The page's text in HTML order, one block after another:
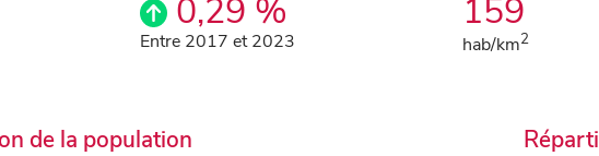
0,29 %
Entre 2017 et 2023
159
hab/km2
de la population